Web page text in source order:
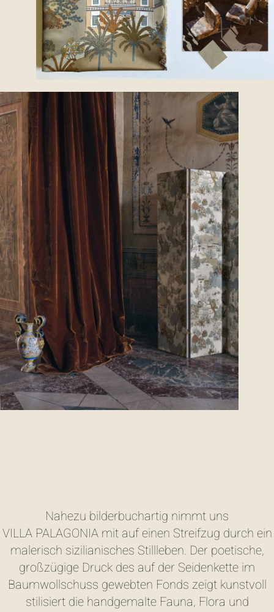
Nahezu bilderbuchartig nimmt uns
VILLA PALAGONIA mit auf einen Streifzug durch ein
malerisch sizilianisches Stillleben. Der poetische,
großzügige Druck des auf der Seidenkette im
Baumwollschuss gewebten Fonds zeigt kunstvoll
stilisiert die handgemalte Fauna, Flora und